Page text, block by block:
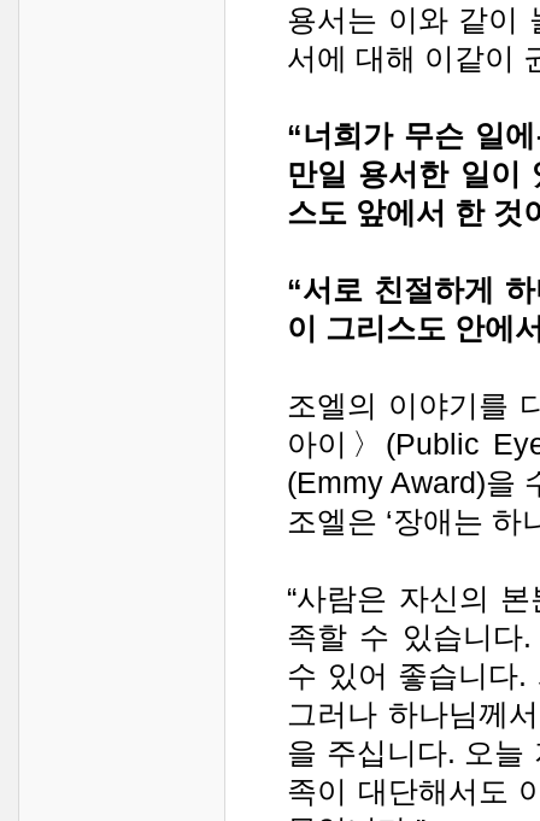
용서는 이와 같이
서에 대해 이같이
“너희가 무슨 일
만일 용서한 일이
스도 앞에서 한 것
“서로 친절하게
이 그리스도 안에
조엘의 이야기를
아이〉(Public
(Emmy Award)을
조엘은 ‘장애는 하
“사람은 자신의
족할 수 있습니다
수 있어 좋습니다.
그러나 하나님께
을 주십니다. 오늘
족이 대단해서도